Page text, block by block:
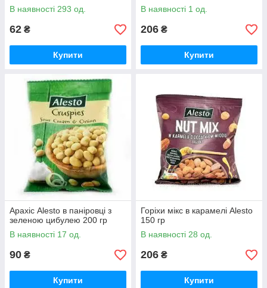
В наявності 293 од.
62 ₴
Купити
В наявності 1 од.
206 ₴
Купити
Арахіс Alesto в паніровці з
зеленою цибулею 200 гр
В наявності 17 од.
90 ₴
Купити
Горіхи мікс в карамелі Alesto
150 гр
В наявності 28 од.
206 ₴
Купити